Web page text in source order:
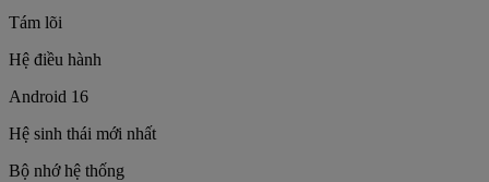
Tám lõi
Hệ điều hành
Android 16
Hệ sinh thái mới nhất
Bộ nhớ hệ thống